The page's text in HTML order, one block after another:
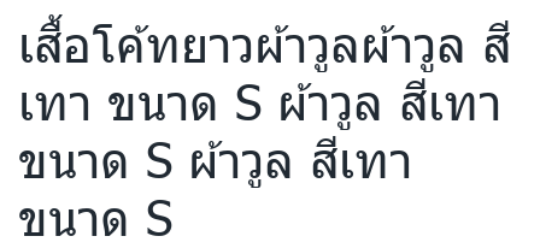
เสื้อโค้ทยาวผ้าวูลผ้าวูล สี
เทา ขนาด S ผ้าวูล สีเทา
ขนาด S ผ้าวูล สีเทา
ขนาด S